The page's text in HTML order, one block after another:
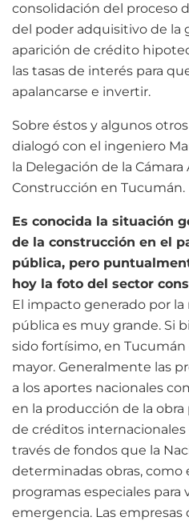
consolidación del proceso
del poder adquisitivo de la
aparición de crédito
las tasas de interés para
apalancarse e invertir.
Sobre éstos y algunos
dialogó con el ingeniero
la Delegación de la
Construcción en Tucumán.
Es conocida la situación
de la construcción en el
pública, pero
hoy la foto del sector
El impacto generado por
pública es muy grande. Si
sido fortísimo, en
mayor. Generalmente las
a los aportes nacionales
en la producción de la obra
de créditos
través de fondos que la
determinadas obras, como
programas especiales para
emergencia. Las empresas